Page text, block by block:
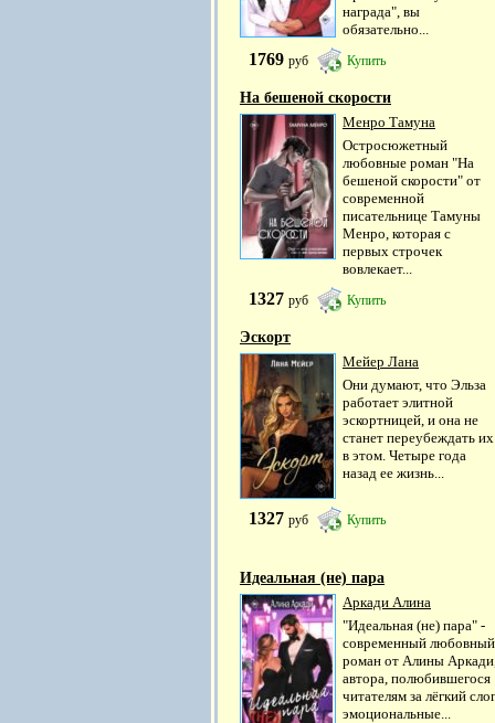
награда", вы
обязательно...
1769 руб Купить
На бешеной скорости
Менро Тамуна
Остросюжетный
любовные роман "На
бешеной скорости" от
современной
писательнице Тамуны
Менро, которая с
первых строчек
вовлекает...
1327 руб Купить
Эскорт
Мейер Лана
Они думают, что Эльза
работает элитной
эскортницей, и она не
станет переубеждать их
в этом. Четыре года
назад ее жизнь...
1327 руб Купить
Идеальная (не) пара
Аркади Алина
"Идеальная (не) пара" -
современный любовный
роман от Алины
автора, полюбившегося
читателям за лёгкий
эмоциональные...